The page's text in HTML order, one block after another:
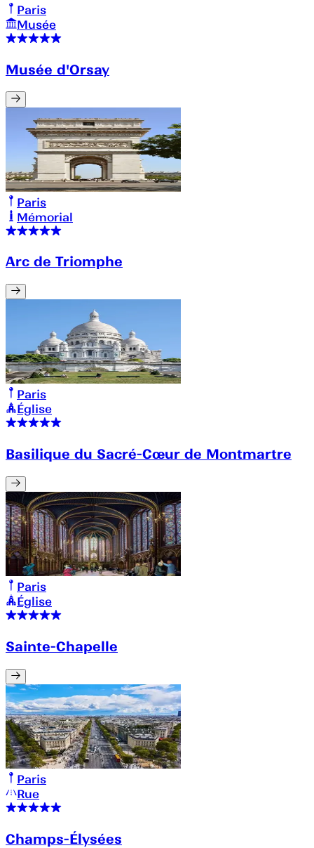
Paris
Musée
Musée d'Orsay
Paris
Mémorial
Arc de Triomphe
Paris
Église
Basilique du Sacré-Cœur de Montmartre
Paris
Église
Sainte-Chapelle
Paris
Rue
Champs-Élysées